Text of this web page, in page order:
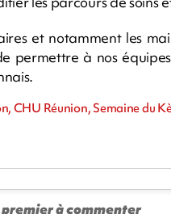
et notamment les
permettre à nos
CHU Réunion, Semaine du